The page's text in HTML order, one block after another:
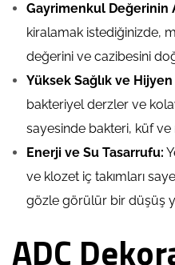
Gayrimenkul Değerinin
kiralamak istediğinizde,
değerini ve cazibesini
Yüksek Sağlık ve
bakteriyel derzler ve
sayesinde bakteri, küf
Enerji ve Su Tasarrufu:
ve klozet iç takımları
gözle görülür bir düşüş
ADC